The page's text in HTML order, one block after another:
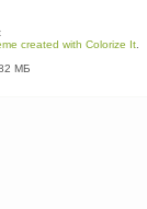
created with Colorize It
МБ